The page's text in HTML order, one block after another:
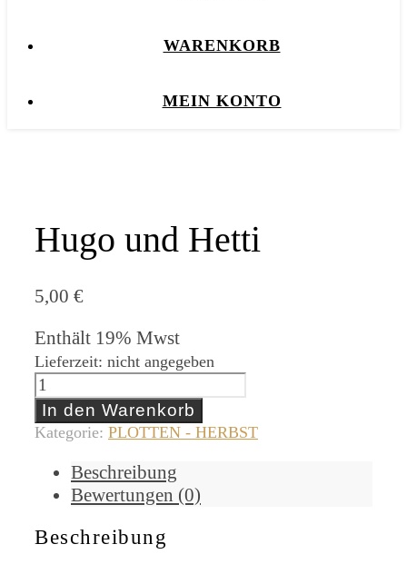
WARENKORB
MEIN KONTO
Hugo und Hetti
5,00 €
Enthält 19% Mwst
Lieferzeit: nicht angegeben
Hugo
und
Hetti
Menge
In den Warenkorb
Kategorie: PLOTTEN - HERBST
Beschreibung
Bewertungen (0)
Beschreibung